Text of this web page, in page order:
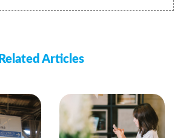
Related Articles